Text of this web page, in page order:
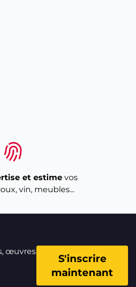
et estime vos
vin, meubles...
œuvres
S'inscrire
maintenant